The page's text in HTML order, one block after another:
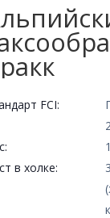
FCI:
в холке: